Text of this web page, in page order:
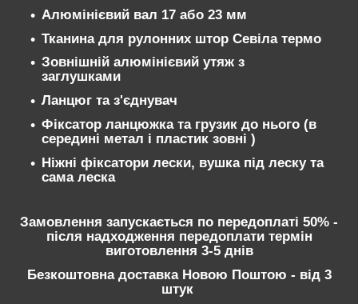
Алюмінієвий вал 17 або 23 мм
Тканина для рулонних штор Севіла термо
Зовнішній алюмінієвий утяж з
заглушками
Ланцюг та з'єднувач
Фіксатор ланцюжка та грузик до нього (в
середині метал і пластик зовні )
Ніжні фіксатори лески, вушка під леску та
сама леска
Замовлення запускається по передоплаті 50% -
після надходження передоплати термін
виготовлення 3-5 днів
Безкоштовна доставка Новою Поштою - від 3
штук